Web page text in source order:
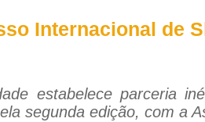
Internacional de
estabelece parceria
segunda edição, com a